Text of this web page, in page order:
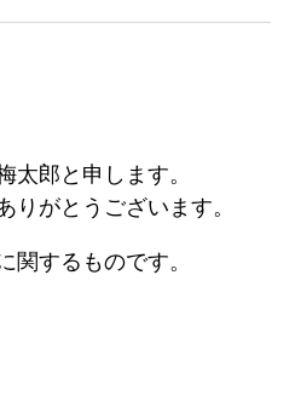
太郎と申します。
りがとうございます。
関するものです。